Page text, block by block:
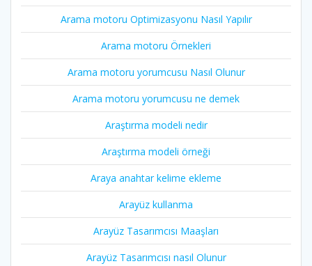
Arama motoru Optimizasyonu Nasıl Yapılır
Arama motoru Örnekleri
Arama motoru yorumcusu Nasıl Olunur
Arama motoru yorumcusu ne demek
Araştırma modeli nedir
Araştırma modeli örneği
Araya anahtar kelime ekleme
Arayüz kullanma
Arayüz Tasarımcısı Maaşları
Arayüz Tasarımcısı nasıl Olunur